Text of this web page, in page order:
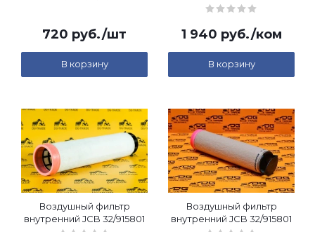
720 руб./шт
В корзину
1 940 руб./ком
В корзину
Воздушный фильтр
внутренний JCB 32/915801
Воздушный фильтр
внутренний JCB 32/915801